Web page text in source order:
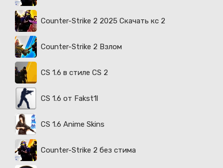
Counter-Strike 2 2025 Скачать кс 2
Counter-Strike 2 Взлом
CS 1.6 в стиле CS 2
CS 1.6 от Fakst1l
CS 1.6 Anime Skins
Counter-Strike 2 без стима